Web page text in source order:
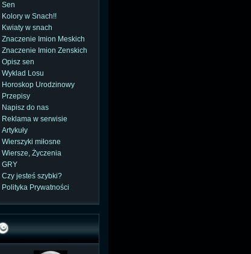
Sen
Kolory w Snach!!
Kwiaty w snach
Znaczenie Imion Meskich
Znaczenie Imion Zenskich
Opisz sen
Wyklad Losu
Horoskop Urodzinowy
Przepisy
Napisz do nas
Reklama w serwisie
Artykuły
Wierszyki miłosne
Wiersze, Życzenia
GRY
Czy jesteś szybki?
Polityka Prywatności